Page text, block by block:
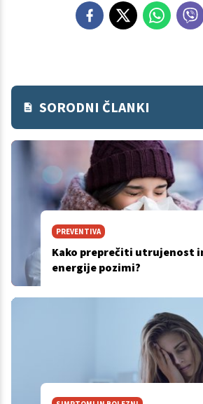
SORODNI ČLANKI
PREVENTIVA
Kako preprečiti utrujenost
energije pozimi?